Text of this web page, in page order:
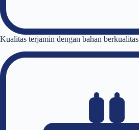
Kualitas terjamin dengan bahan berkualitas